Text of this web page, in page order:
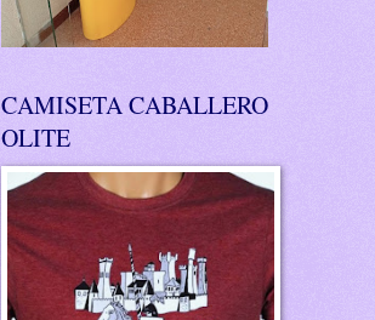
CAMISETA CABALLERO
OLITE